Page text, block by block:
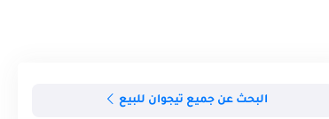
البحث عن جميع تيجوان للبيع